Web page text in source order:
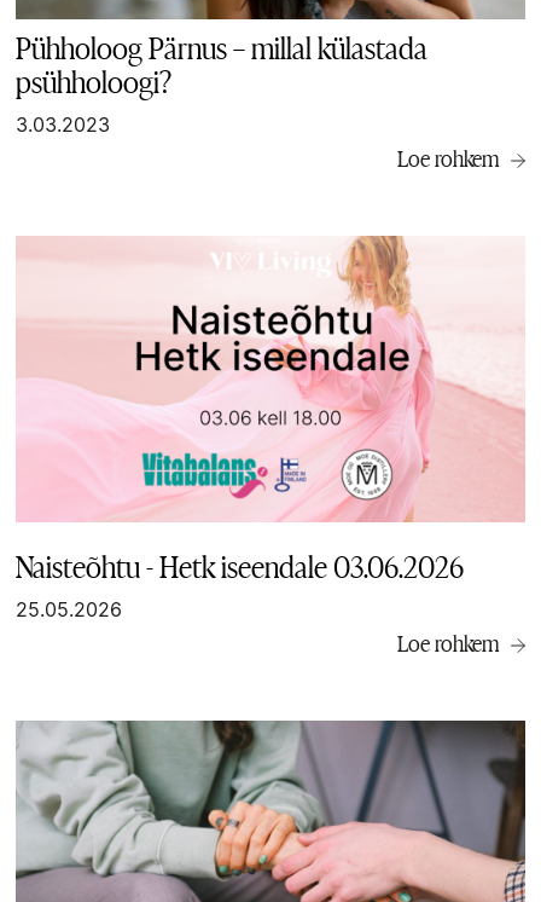
Pühholoog Pärnus – millal külastada
psühholoogi?
3.03.2023
Loe rohkem
Naisteõhtu - Hetk iseendale 03.06.2026
25.05.2026
Loe rohkem